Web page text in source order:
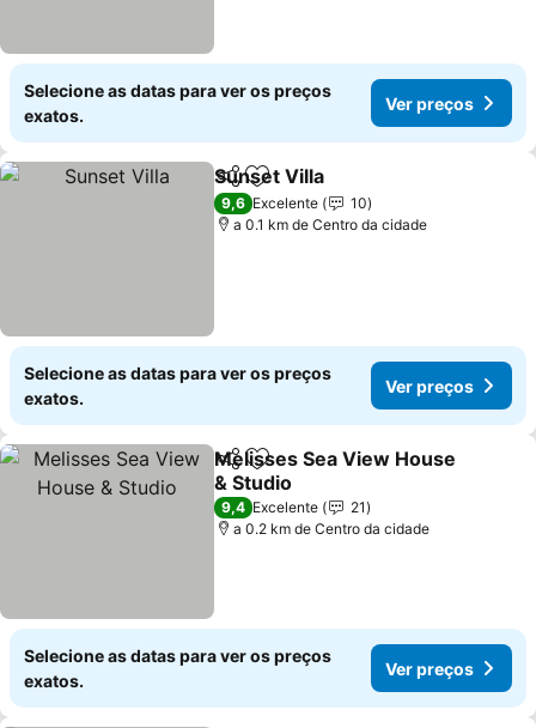
Selecione as datas para ver os preços
exatos.
Ver preços
PartilharAdicionar aos favoritos
Sunset Villa
9,6 Excelente
10
a 0.1 km de Centro da cidade
Selecione as datas para ver os preços
exatos.
Ver preços
PartilharAdicionar aos favoritos
Melisses Sea View House
& Studio
9,4 Excelente
21
a 0.2 km de Centro da cidade
Selecione as datas para ver os preços
exatos.
Ver preços